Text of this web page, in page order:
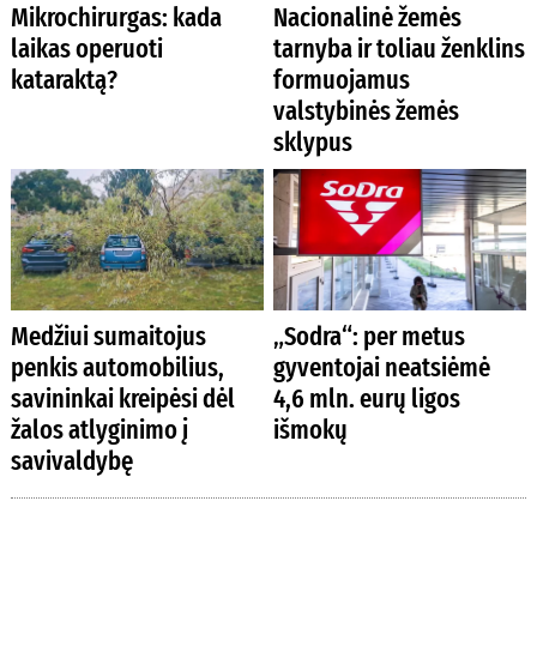
Mikrochirurgas: kada
laikas operuoti
kataraktą?
Nacionalinė žemės
tarnyba ir toliau ženklins
formuojamus
valstybinės žemės
sklypus
Medžiui sumaitojus
penkis automobilius,
savininkai kreipėsi dėl
žalos atlyginimo į
savivaldybę
„Sodra“: per metus
gyventojai neatsiėmė
4,6 mln. eurų ligos
išmokų